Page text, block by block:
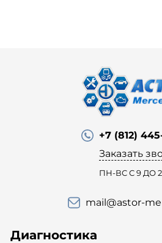
+7 (812)
Заказать
ПН-ВС С 9 ДО
mail@astor-
Диагностика